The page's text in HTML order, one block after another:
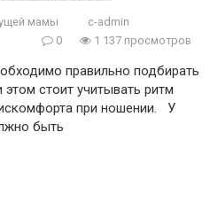
мамы
c-admin
0
1 137 просмотров
правильно подбирать
стоит учитывать ритм
при ношении. У
быть